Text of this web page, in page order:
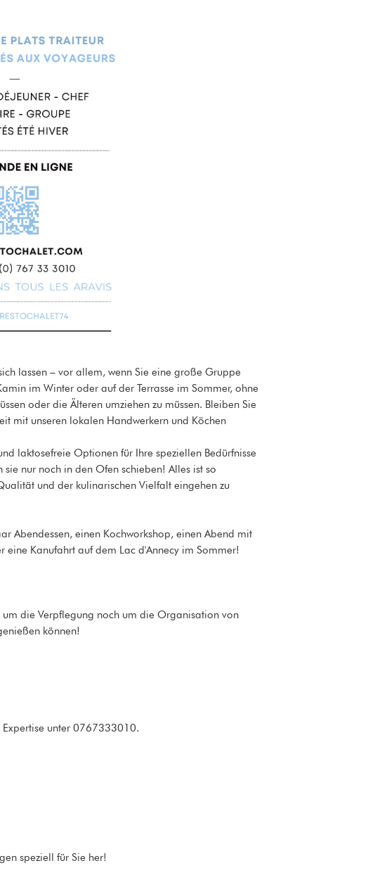
lassen – vor allem, wenn Sie eine große Gruppe
im Winter oder auf der Terrasse im Sommer, ohne
oder die Älteren umziehen zu müssen. Bleiben Sie
mit unseren lokalen Handwerkern und Köchen
laktosefreie Optionen für Ihre speziellen Bedürfnisse
nur noch in den Ofen schieben! Alles ist so
und der kulinarischen Vielfalt eingehen zu
Abendessen, einen Kochworkshop, einen Abend mit
Kanufahrt auf dem Lac d'Annecy im Sommer!
um die Verpflegung noch um die Organisation von
können!
Expertise unter 0767333010.
speziell für Sie her!